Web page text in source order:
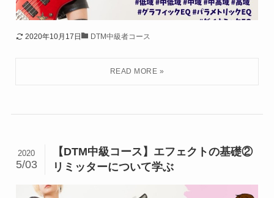
2020年10月17日 DTM中級者コース
【DTM中級コース】エフェクトの基礎②
リミッターについて学ぶ
2020
5/03